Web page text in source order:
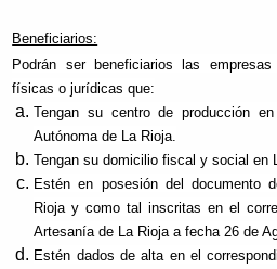
Beneficiarios:
Podrán ser beneficiarios las
físicas o jurídicas que:
Tengan su centro de producción
Autónoma de La Rioja.
Tengan su domicilio fiscal y social en
Estén en posesión del documento
Rioja y como tal inscritas en el
Artesanía de La Rioja a fecha 26 de
Estén dados de alta en el